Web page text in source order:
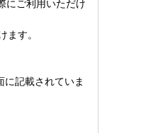
にご利用いただけ
す。
記載されていま